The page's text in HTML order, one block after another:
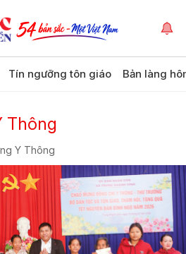
Tín ngưỡng tôn giáo Bản làng
Thông
Y Thông